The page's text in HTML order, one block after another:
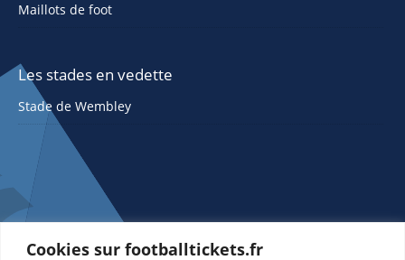
Cookies sur footballtickets.fr
Maillots de foot
Les stades en vedette
Stade de Wembley